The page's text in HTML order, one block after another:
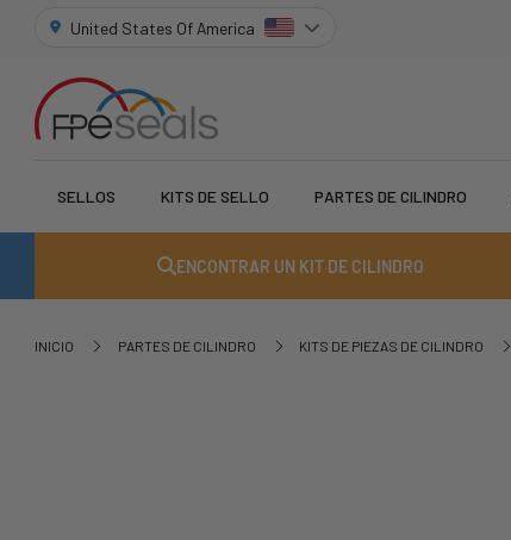
United States Of America
SELLOS KITS DE SELLO PARTES DE CILINDRO
ENCONTRAR UN KIT DE CILINDRO
INICIO PARTES DE CILINDRO KITS DE PIEZAS DE CILINDRO